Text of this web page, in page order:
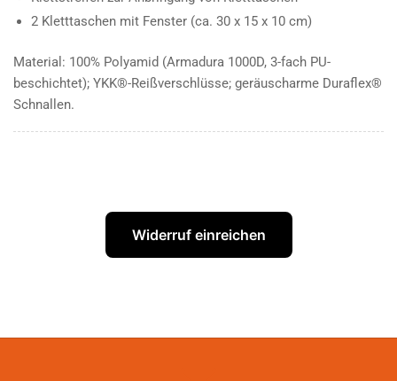
2 Kletttaschen mit Fenster (ca. 30 x 15 x 10 cm)
Material: 100% Polyamid (Armadura 1000D, 3-fach PU-
beschichtet); YKK®-Reißverschlüsse; geräuscharme Duraflex®
Schnallen.
Widerruf einreichen